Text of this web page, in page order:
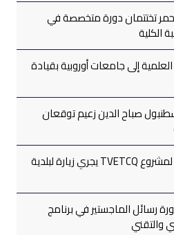
تختتمان دورة متخصصة في
الكلية
إلى جامعات أوروبية بقيادة
صباح الدين زعيم توقعان
وفد الزيارة العلمية لمشروع TVETCQ يجري زيارة لبلدية
رسائل الماجستير في برنامج
والتقني